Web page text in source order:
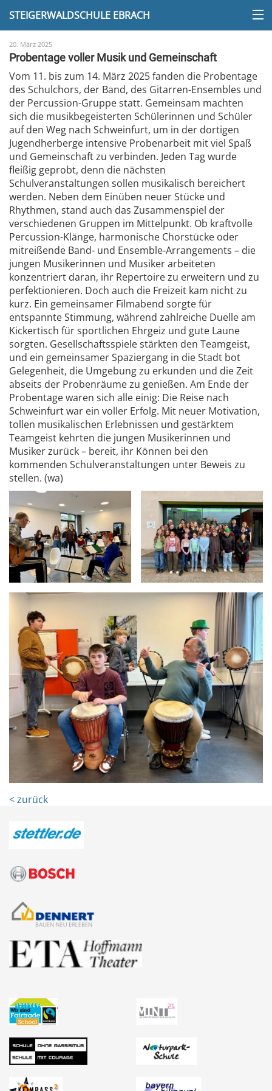
STEIGERWALDSCHULE EBRACH
20. März 2025
Probentage voller Musik und Gemeinschaft
Vom 11. bis zum 14. März 2025 fanden die Probentage
des Schulchors, der Band, des Gitarren-Ensembles und
der Percussion-Gruppe statt. Gemeinsam machten
sich die musikbegeisterten Schülerinnen und Schüler
auf den Weg nach Schweinfurt, um in der dortigen
Jugendherberge intensive Probenarbeit mit viel Spaß
und Gemeinschaft zu verbinden. Jeden Tag wurde
fleißig geprobt, denn die nächsten
Schulveranstaltungen sollen musikalisch bereichert
werden. Neben dem Einüben neuer Stücke und
Rhythmen, stand auch das Zusammenspiel der
verschiedenen Gruppen im Mittelpunkt. Ob kraftvolle
Percussion-Klänge, harmonische Chorstücke oder
mitreißende Band- und Ensemble-Arrangements – die
jungen Musikerinnen und Musiker arbeiteten
konzentriert daran, ihr Repertoire zu erweitern und zu
perfektionieren. Doch auch die Freizeit kam nicht zu
kurz. Ein gemeinsamer Filmabend sorgte für
entspannte Stimmung, während zahlreiche Duelle am
Kickertisch für sportlichen Ehrgeiz und gute Laune
sorgten. Gesellschaftsspiele stärkten den Teamgeist,
und ein gemeinsamer Spaziergang in die Stadt bot
Gelegenheit, die Umgebung zu erkunden und die Zeit
abseits der Probenräume zu genießen. Am Ende der
Probentage waren sich alle einig: Die Reise nach
Schweinfurt war ein voller Erfolg. Mit neuer Motivation,
tollen musikalischen Erlebnissen und gestärktem
Teamgeist kehrten die jungen Musikerinnen und
Musiker zurück – bereit, ihr Können bei den
kommenden Schulveranstaltungen unter Beweis zu
stellen. (wa)
< zurück